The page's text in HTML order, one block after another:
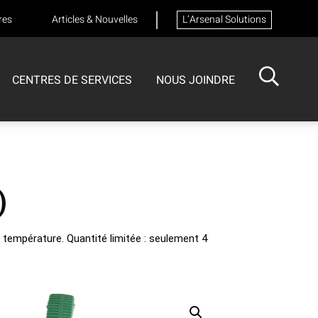
Articles & Nouvelles L’Arsenal Solutions
CENTRES DE SERVICES NOUS JOINDRE
Quantité limitée : seulement 4